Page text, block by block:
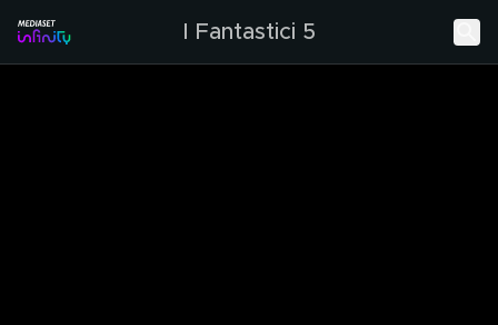
I Fantastici 5